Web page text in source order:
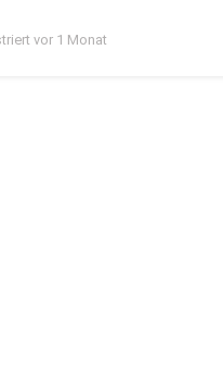
vor 1 Monat